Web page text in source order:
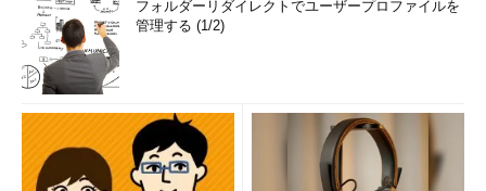
フォルダーリダイレクトでユーザープロファイルを
管理する (1/2)